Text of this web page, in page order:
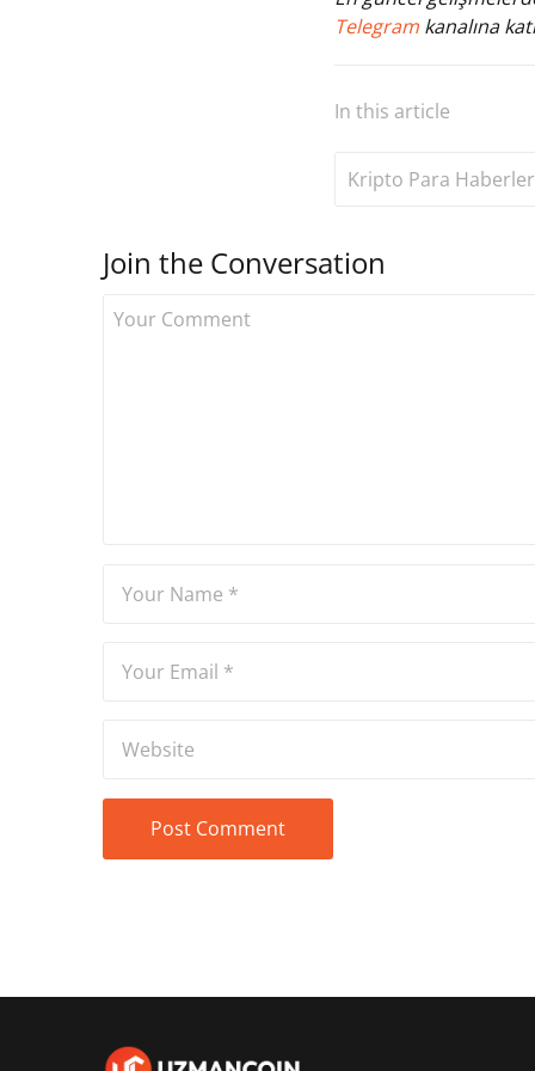
Telegram kanalına
In this article
Kripto Para
Join the Conversation